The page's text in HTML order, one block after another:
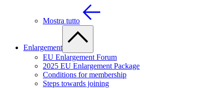
Mostra tutto
Enlargement
EU Enlargement Forum
2025 EU Enlargement Package
Conditions for membership
Steps towards joining